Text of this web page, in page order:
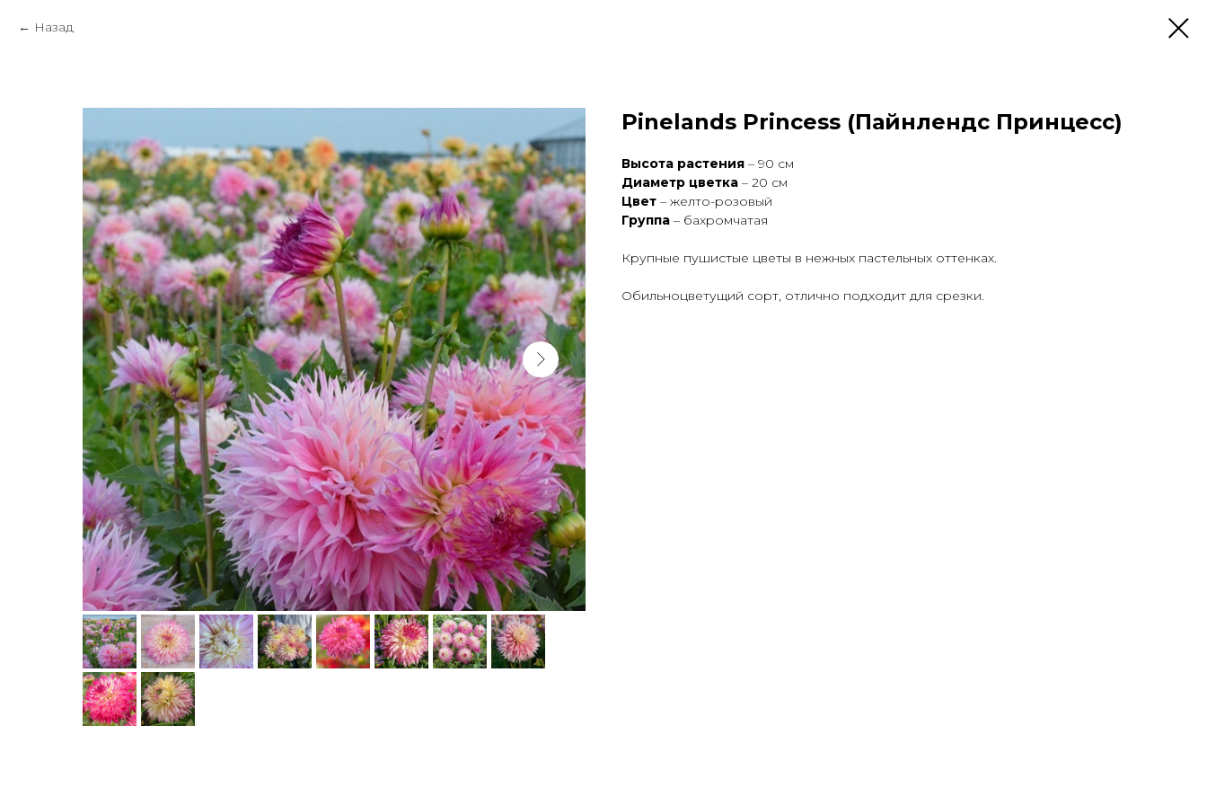
Назад
Pinelands Princess (Пайнлендс Принцесс)
Высота растения – 90 см
Диаметр цветка – 20 см
Цвет – желто-розовый
Группа – бахромчатая
Крупные пушистые цветы в нежных пастельных оттенках.
Обильноцветущий сорт, отлично подходит для срезки.